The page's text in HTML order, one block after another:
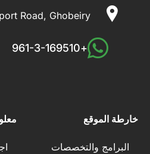
Road, Ghobeiry
+961-3-169510
خارطة الموقع
البرامج والتخصصات